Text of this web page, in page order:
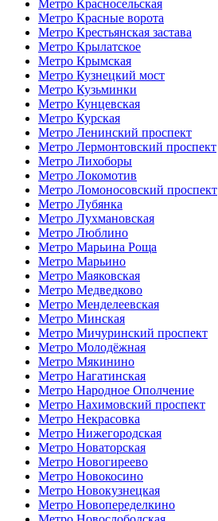
Метро Красносельская
Метро Красные ворота
Метро Крестьянская застава
Метро Крылатское
Метро Крымская
Метро Кузнецкий мост
Метро Кузьминки
Метро Кунцевская
Метро Курская
Метро Ленинский проспект
Метро Лермонтовский проспект
Метро Лихоборы
Метро Локомотив
Метро Ломоносовский проспект
Метро Лубянка
Метро Лухмановская
Метро Люблино
Метро Марьина Роща
Метро Марьино
Метро Маяковская
Метро Медведково
Метро Менделеевская
Метро Минская
Метро Мичуринский проспект
Метро Молодёжная
Метро Мякинино
Метро Нагатинская
Метро Народное Ополчение
Метро Нахимовский проспект
Метро Некрасовка
Метро Нижегородская
Метро Новаторская
Метро Новогиреево
Метро Новокосино
Метро Новокузнецкая
Метро Новопеределкино